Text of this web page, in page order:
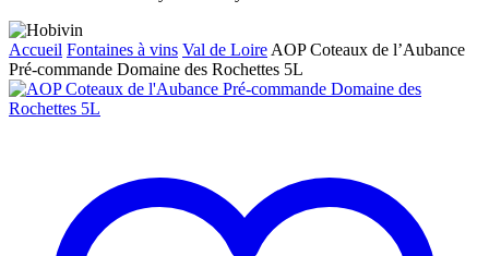
Accueil Fontaines à vins Val de Loire AOP Coteaux de l’Aubance
Pré-commande Domaine des Rochettes 5L